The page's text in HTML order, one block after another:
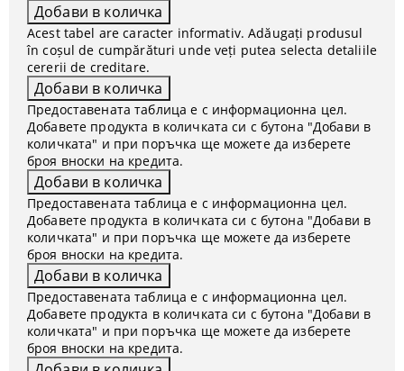
Acest tabel are caracter informativ. Adăugați produsul
în coșul de cumpărături unde veți putea selecta detaliile
cererii de creditare.
Предоставената таблица е с информационна цел.
Добавете продукта в количката си с бутона "Добави в
количката" и при поръчка ще можете да изберете
броя вноски на кредита.
Предоставената таблица е с информационна цел.
Добавете продукта в количката си с бутона "Добави в
количката" и при поръчка ще можете да изберете
броя вноски на кредита.
Предоставената таблица е с информационна цел.
Добавете продукта в количката си с бутона "Добави в
количката" и при поръчка ще можете да изберете
броя вноски на кредита.